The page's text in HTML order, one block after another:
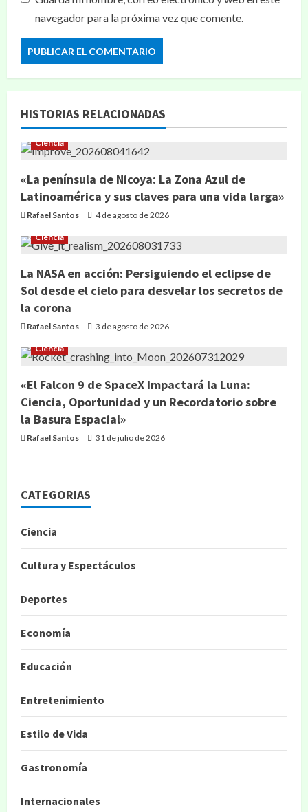
navegador para la próxima vez que comente.
HISTORIAS RELACIONADAS
Ciencia
«La península de Nicoya: La Zona Azul de
Latinoamérica y sus claves para una vida larga»
Rafael Santos 4 de agosto de 2026
Ciencia
La NASA en acción: Persiguiendo el eclipse de
Sol desde el cielo para desvelar los secretos de
la corona
Rafael Santos 3 de agosto de 2026
Ciencia
«El Falcon 9 de SpaceX Impactará la Luna:
Ciencia, Oportunidad y un Recordatorio sobre
la Basura Espacial»
Rafael Santos 31 de julio de 2026
CATEGORIAS
Ciencia
Cultura y Espectáculos
Deportes
Economía
Educación
Entretenimiento
Estilo de Vida
Gastronomía
Internacionales